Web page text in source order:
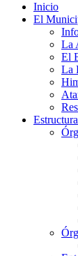
Inicio
El
La
El
La
Estructura